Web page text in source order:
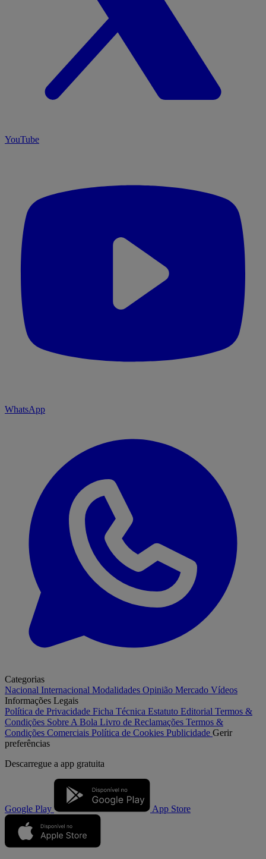
YouTube
WhatsApp
Categorias
Nacional Internacional Modalidades Opinião Mercado Vídeos
Informações Legais
Política de Privacidade Ficha Técnica Estatuto Editorial Termos &
Condições Sobre A Bola Livro de Reclamações Termos &
Condições Comerciais Política de Cookies Publicidade Gerir
preferências
Descarregue a app gratuita
Google Play App Store